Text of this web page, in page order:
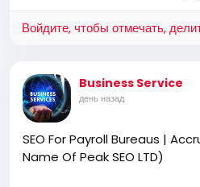
Войдите, чтобы отмечать,
Business Service
день назад
SEO For Payroll Bureaus |
Name Of Peak SEO LTD)